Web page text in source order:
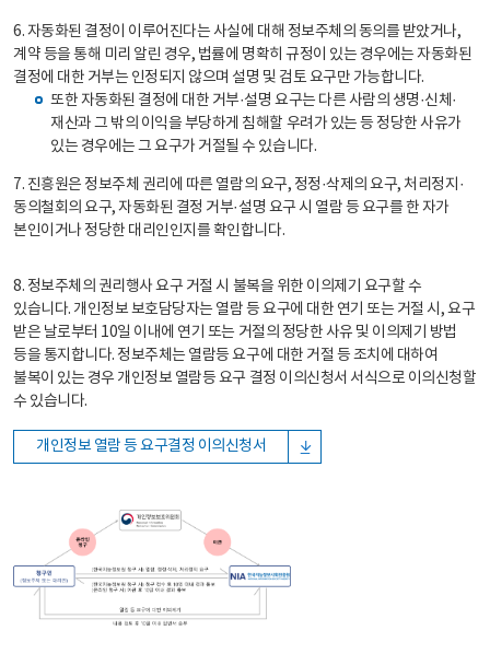
6. 자동화된 결정이 이루어진다는 사실에 대해 정보주체의 동의를 받았거나,
계약 등을 통해 미리 알린 경우, 법률에 명확히 규정이 있는 경우에는 자동화된
결정에 대한 거부는 인정되지 않으며 설명 및 검토 요구만 가능합니다.
또한 자동화된 결정에 대한 거부·설명 요구는 다른 사람의 생명·신체·
재산과 그 밖의 이익을 부당하게 침해할 우려가 있는 등 정당한 사유가
있는 경우에는 그 요구가 거절될 수 있습니다.
7. 진흥원은 정보주체 권리에 따른 열람의 요구, 정정·삭제의 요구, 처리정지·
동의철회의 요구, 자동화된 결정 거부·설명 요구 시 열람 등 요구를 한 자가
본인이거나 정당한 대리인인지를 확인합니다.
8. 정보주체의 권리행사 요구 거절 시 불복을 위한 이의제기 요구할 수
있습니다. 개인정보 보호담당자는 열람 등 요구에 대한 연기 또는 거절 시, 요구
받은 날로부터 10일 이내에 연기 또는 거절의 정당한 사유 및 이의제기 방법
등을 통지합니다. 정보주체는 열람등 요구에 대한 거절 등 조치에 대하여
불복이 있는 경우 개인정보 열람등 요구 결정 이의신청서 서식으로 이의신청할
수 있습니다.
개인정보 열람 등 요구결정 이의신청서